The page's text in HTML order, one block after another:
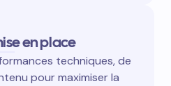
en place
techniques, de
pour maximiser la